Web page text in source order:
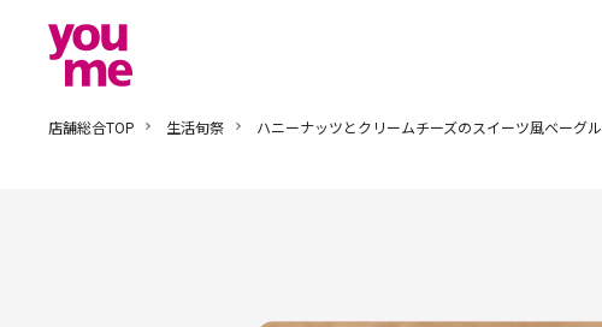
店舗総合TOP 生活旬祭 ハニーナッツとクリームチーズのスイーツ風ベーグル